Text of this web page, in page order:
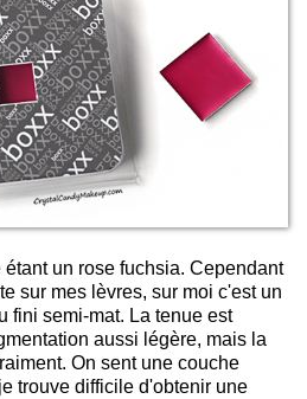
étant un rose fuchsia. Cependant
sur mes lèvres, sur moi c'est un
fini semi-mat. La tenue est
aussi légère, mais la
On sent une couche
trouve difficile d'obtenir une